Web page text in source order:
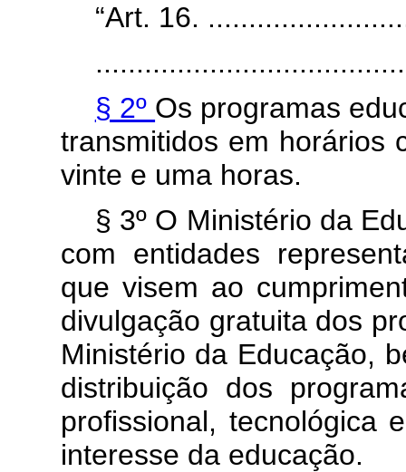
“Art. 16.
§ 2º Os programas
transmitidos em horários
vinte e uma horas.
§ 3º O Ministério da
com entidades
que visem ao
divulgação gratuita dos
Ministério da Educação,
distribuição dos
profissional, tecnológica
interesse da educação.